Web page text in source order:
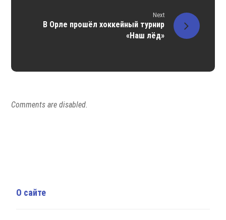
Next
В Орле прошёл хоккейный турнир
«Наш лёд»
Comments are disabled.
О сайте